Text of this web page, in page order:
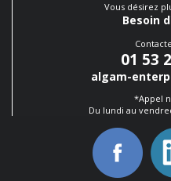
Vous désirez
Besoin
01 53
algam-
*Appel
Du lundi au